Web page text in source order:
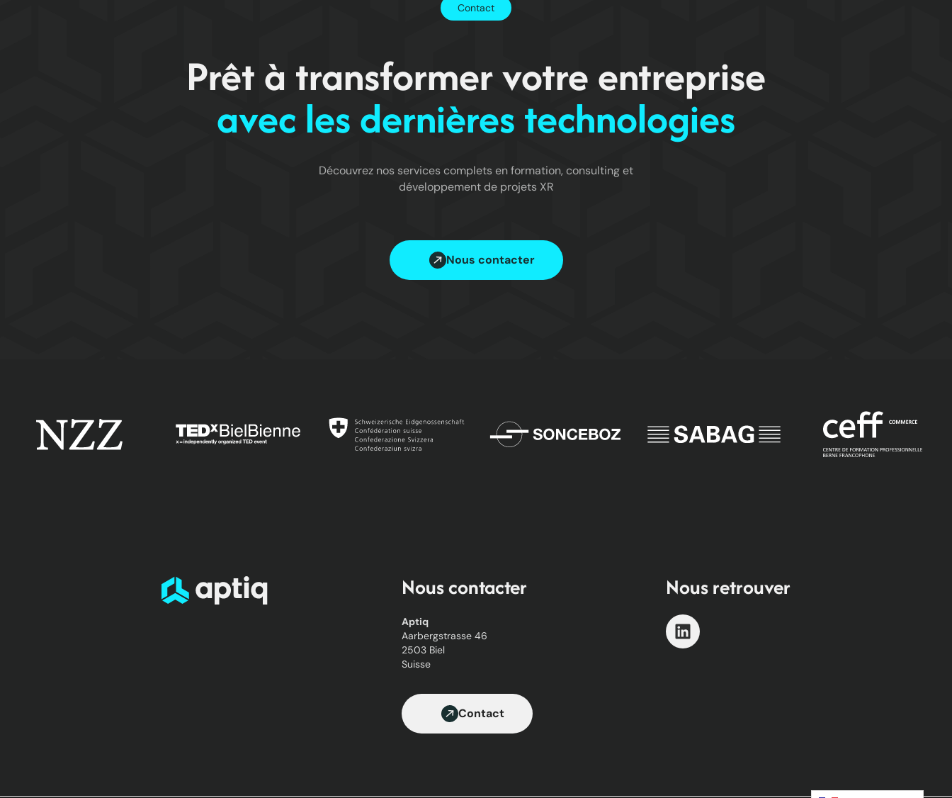
Contact
Prêt à transformer votre entreprise
avec les dernières technologies
Découvrez nos services complets en formation, consulting et
développement de projets XR
Nous contacter
Nous contacter
Aptiq
Aarbergstrasse 46
2503 Biel
Suisse
Contact
Nous retrouver